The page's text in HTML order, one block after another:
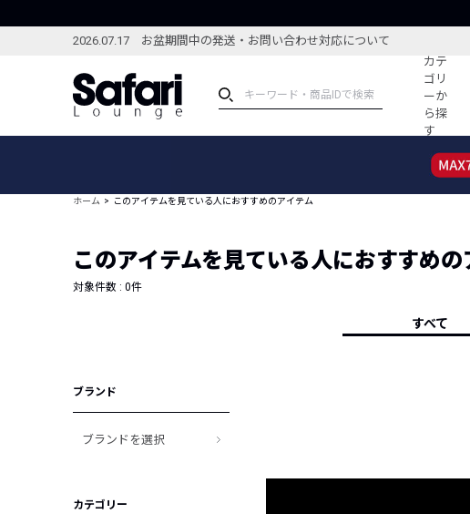
2026.07.17 お盆期間中の発送・お問い合わせ対応について
カテ
ゴリ
ーか
ら探
す
ブランドから探す
新着アイテム
編集部のおすすめアイテム
特集記事
コーディネート
ホーム このアイテムを見ている人におすすめのアイテム
このアイテムを見ている人におすすめの
対象件数 : 0件
すべて
ブランド
ブランドを選択
カテゴリー